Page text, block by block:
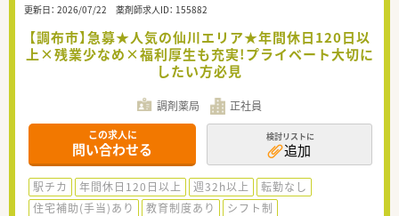
更新日： 2026/07/22 薬剤師求人ID： 155882
【調布市】急募★人気の仙川エリア★年間休日120日以
上×残業少なめ×福利厚生も充実!プライベート大切に
したい方必見
調剤薬局 正社員
この求人に
問い合わせる
検討リストに
追加
駅チカ 年間休日120日以上 週32h以上
転勤なし
住宅補助(手当)あり
教育制度あり
シフト制